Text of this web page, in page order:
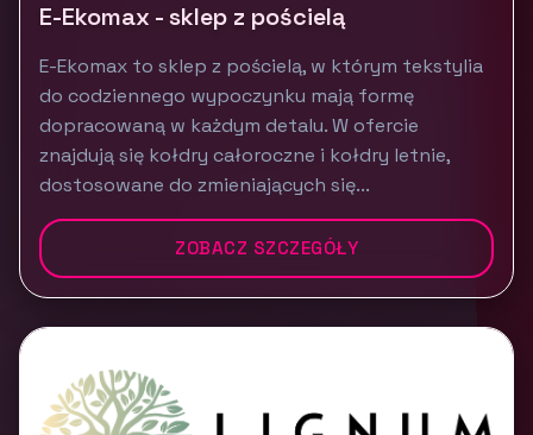
E-Ekomax - sklep z pościelą
E-Ekomax to sklep z pościelą, w którym tekstylia
do codziennego wypoczynku mają formę
dopracowaną w każdym detalu. W ofercie
znajdują się kołdry całoroczne i kołdry letnie,
dostosowane do zmieniających się...
ZOBACZ SZCZEGÓŁY